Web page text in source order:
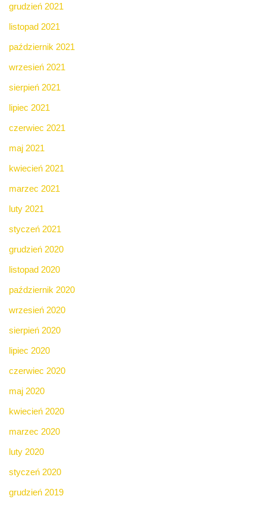
grudzień 2021
listopad 2021
październik 2021
wrzesień 2021
sierpień 2021
lipiec 2021
czerwiec 2021
maj 2021
kwiecień 2021
marzec 2021
luty 2021
styczeń 2021
grudzień 2020
listopad 2020
październik 2020
wrzesień 2020
sierpień 2020
lipiec 2020
czerwiec 2020
maj 2020
kwiecień 2020
marzec 2020
luty 2020
styczeń 2020
grudzień 2019